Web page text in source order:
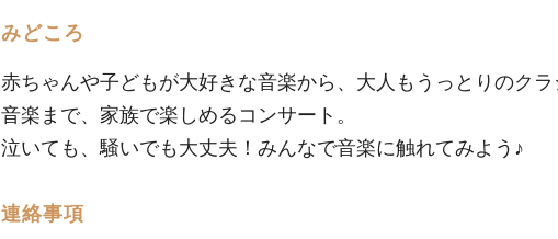
みどころ
赤ちゃんや子どもが大好きな音楽から、大人もうっとりのク
音楽まで、家族で楽しめるコンサート。
泣いても、騒いでも大丈夫！みんなで音楽に触れてみよう♪
連絡事項